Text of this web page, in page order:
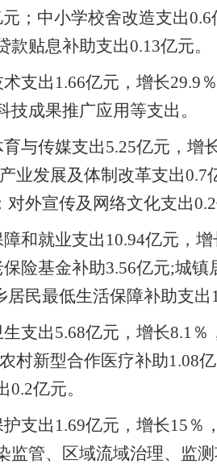
；中小学校舍改造支出0.6
款贴息补助支出0.13亿元。
支出 1.66亿元，增长29.9
技成果推广应用等支出。
与传媒支出5.25亿元，增
业发展及体制改革支出0.7
对外宣传及网络文化支出0.2
和就业支出 10.94亿元，增
险基金补助3.56亿元;城镇
居民最低生活保障补助支出
支出5.68亿元，增长8.1 ％
村新型合作医疗补助1.08
0.2亿元。
支出 1.69亿元，增长15 ％
监管、区域流域治理、监